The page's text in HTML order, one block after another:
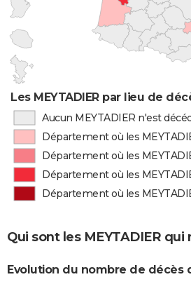
Les MEYTADIER par lieu de
Aucun MEYTADIER n'est
Département où les
Département où les
Département où les
Département où les
Qui sont les MEYTADIER
Evolution du nombre de décès